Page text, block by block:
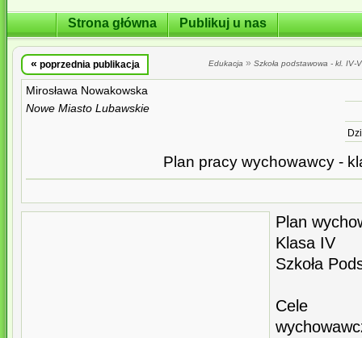
Strona główna Publikuj u nas
« poprzednia publikacja Edukacja » Szkoła podstawowa - kl. IV-
Mirosława Nowakowska
Nowe Miasto Lubawskie
Plan pracy wychowawcy -
Plan
Klasa IV
Szkoła
Cele